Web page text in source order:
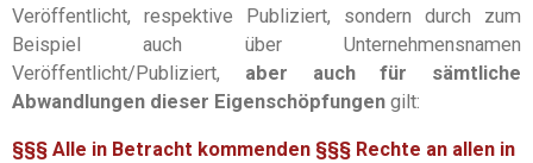
Veröffentlicht, respektive Publiziert, sondern durch zum
Beispiel auch über Unternehmensnamen
Veröffentlicht/Publiziert, aber auch für sämtliche
Abwandlungen dieser Eigenschöpfungen gilt:
§§§ Alle in Betracht kommenden §§§ Rechte an allen in